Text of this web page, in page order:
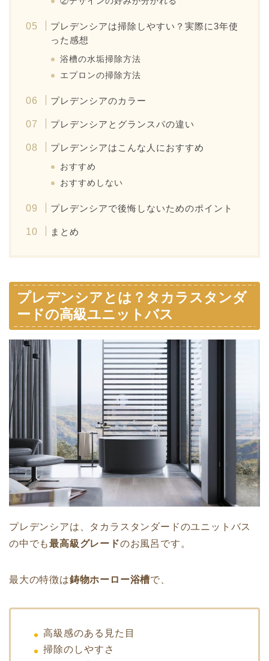
プレデンシアは掃除しやすい？実際に3年使
った感想
浴槽の水垢掃除方法
エプロンの掃除方法
プレデンシアのカラー
プレデンシアとグランスパの違い
プレデンシアはこんな人におすすめ
おすすめ
おすすめしない
プレデンシアで後悔しないためのポイント
まとめ
プレデンシアとは？タカラスタンダ
ードの高級ユニットバス
プレデンシアは、タカラスタンダードのユニットバス
の中でも最高級グレードのお風呂です。
最大の特徴は鋳物ホーロー浴槽で、
高級感のある見た目
掃除のしやすさ